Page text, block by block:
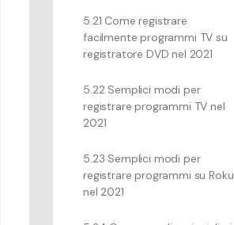
5.21 Come registrare
facilmente programmi TV su
registratore DVD nel 2021
5.22 Semplici modi per
registrare programmi TV nel
2021
5.23 Semplici modi per
registrare programmi su Roku
nel 2021